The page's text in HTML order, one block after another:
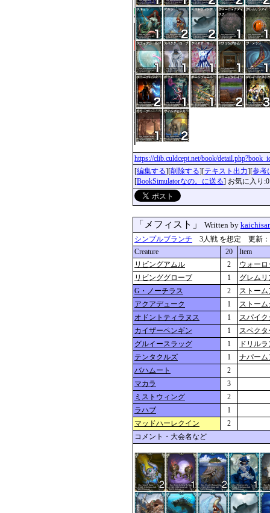
https://clib.culdcept.net/book/
[編集する][削除する][テキスト出力][参考
[BookSimulatorなの。に送る] お気に入り:0
「メフィスト」 Written by
シンプルブランチ 3人戦 を想定 更新：
Creature
20
Item
リビングアムル
2
ウォー
リビンググローブ
1
グレム
G・ノーチラス
2
ストー
アクアデューク
1
ストー
オドントティラヌス
1
スパイ
カイザーペンギン
1
スペク
グルイースラッグ
1
ドリル
テンタクルズ
1
ナパーム
バハムート
2
マカラ
3
ミストウィング
2
ラハブ
1
マッドハーレクイン
2
コメント・大会名など